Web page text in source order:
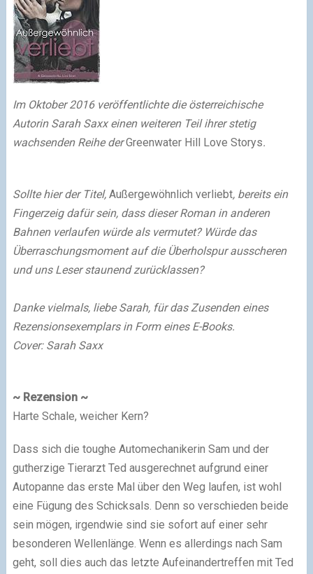
Im Oktober 2016 veröffentlichte die österreichische
Autorin Sarah Saxx einen weiteren Teil ihrer stetig
wachsenden Reihe derGreenwater Hill Love Storys.
Sollte hier der Titel, Außergewöhnlich verliebt, bereits ein
Fingerzeig dafür sein, dass dieser Roman in anderen
Bahnen verlaufen würde als vermutet? Würde das
Überraschungsmoment auf die Überholspur ausscheren
und uns Leser staunend zurücklassen?
Danke vielmals, liebe Sarah, für das Zusenden eines
Rezensionsexemplars in Form eines E-Books.
Cover: Sarah Saxx
~ Rezension ~
Harte Schale, weicher Kern?
Dass sich die toughe Automechanikerin Sam und der
gutherzige Tierarzt Ted ausgerechnet aufgrund einer
Autopanne das erste Mal über den Weg laufen, ist wohl
eine Fügung des Schicksals. Denn so verschieden beide
sein mögen, irgendwie sind sie sofort auf einer sehr
besonderen Wellenlänge. Wenn es allerdings nach Sam
geht, soll dies auch das letzte Aufeinandertreffen mit Ted